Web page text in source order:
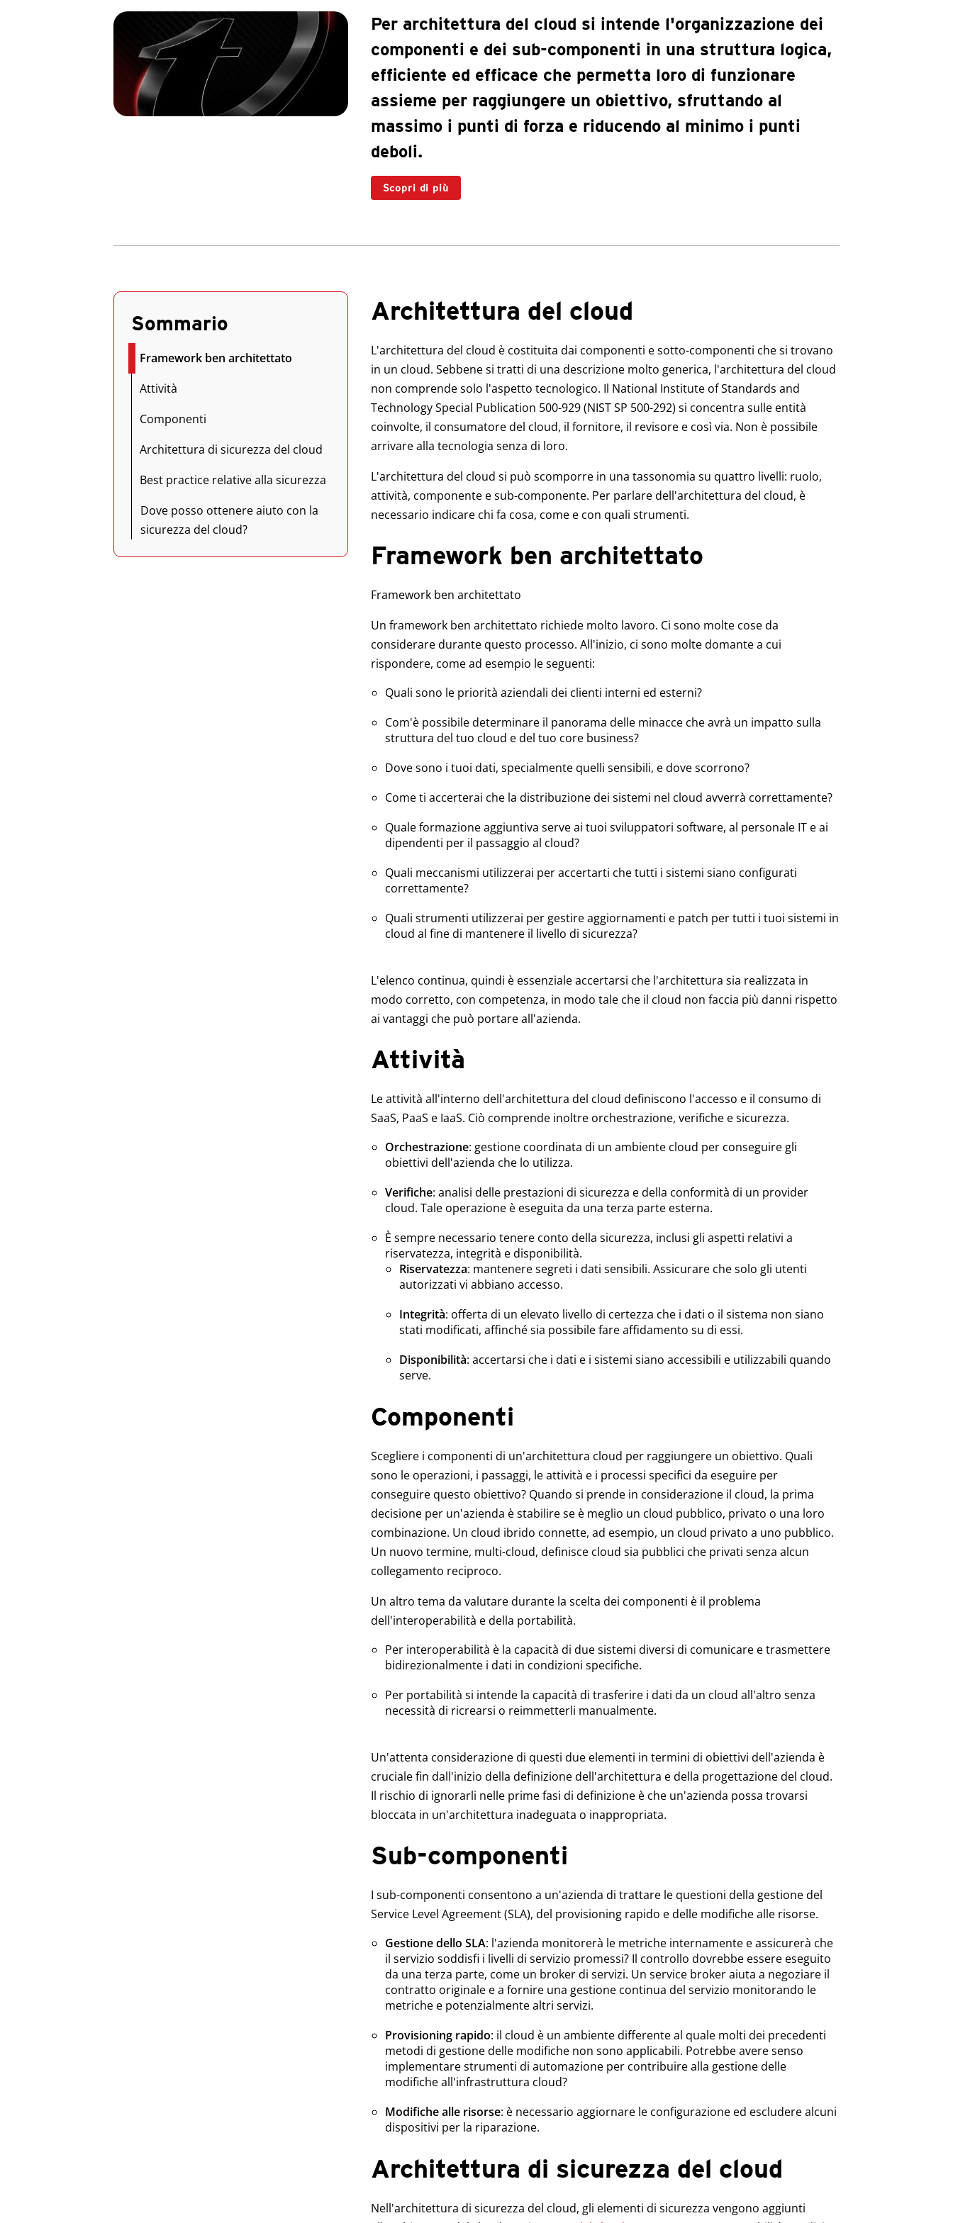
Per architettura del cloud si intende l'organizzazione dei
componenti e dei sub-componenti in una struttura logica,
efficiente ed efficace che permetta loro di funzionare
assieme per raggiungere un obiettivo, sfruttando al
massimo i punti di forza e riducendo al minimo i punti
deboli.
Scopri di più
Sommario
Framework ben architettato
Attività
Componenti
Architettura di sicurezza del cloud
Best practice relative alla sicurezza
Dove posso ottenere aiuto con la
sicurezza del cloud?
Architettura del cloud
L'architettura del cloud è costituita dai componenti e sotto-componenti che si trovano
in un cloud. Sebbene si tratti di una descrizione molto generica, l'architettura del cloud
non comprende solo l'aspetto tecnologico. Il National Institute of Standards and
Technology Special Publication 500-929 (NIST SP 500-292) si concentra sulle entità
coinvolte, il consumatore del cloud, il fornitore, il revisore e così via. Non è possibile
arrivare alla tecnologia senza di loro.
L'architettura del cloud si può scomporre in una tassonomia su quattro livelli: ruolo,
attività, componente e sub-componente. Per parlare dell'architettura del cloud, è
necessario indicare chi fa cosa, come e con quali strumenti.
Framework ben architettato
Framework ben architettato
Un framework ben architettato richiede molto lavoro. Ci sono molte cose da
considerare durante questo processo. All'inizio, ci sono molte domante a cui
rispondere, come ad esempio le seguenti:
Quali sono le priorità aziendali dei clienti interni ed esterni?
Com'è possibile determinare il panorama delle minacce che avrà un impatto sulla
struttura del tuo cloud e del tuo core business?
Dove sono i tuoi dati, specialmente quelli sensibili, e dove scorrono?
Come ti accerterai che la distribuzione dei sistemi nel cloud avverrà correttamente?
Quale formazione aggiuntiva serve ai tuoi sviluppatori software, al personale IT e ai
dipendenti per il passaggio al cloud?
Quali meccanismi utilizzerai per accertarti che tutti i sistemi siano configurati
correttamente?
Quali strumenti utilizzerai per gestire aggiornamenti e patch per tutti i tuoi sistemi in
cloud al fine di mantenere il livello di sicurezza?
L'elenco continua, quindi è essenziale accertarsi che l'architettura sia realizzata in
modo corretto, con competenza, in modo tale che il cloud non faccia più danni rispetto
ai vantaggi che può portare all'azienda.
Attività
Le attività all'interno dell'architettura del cloud definiscono l'accesso e il consumo di
SaaS, PaaS e IaaS. Ciò comprende inoltre orchestrazione, verifiche e sicurezza.
Orchestrazione: gestione coordinata di un ambiente cloud per conseguire gli
obiettivi dell'azienda che lo utilizza.
Verifiche: analisi delle prestazioni di sicurezza e della conformità di un provider
cloud. Tale operazione è eseguita da una terza parte esterna.
È sempre necessario tenere conto della sicurezza, inclusi gli aspetti relativi a
riservatezza, integrità e disponibilità.
Riservatezza: mantenere segreti i dati sensibili. Assicurare che solo gli utenti
autorizzati vi abbiano accesso.
Integrità: offerta di un elevato livello di certezza che i dati o il sistema non siano
stati modificati, affinché sia possibile fare affidamento su di essi.
Disponibilità: accertarsi che i dati e i sistemi siano accessibili e utilizzabili quando
serve.
Componenti
Scegliere i componenti di un'architettura cloud per raggiungere un obiettivo. Quali
sono le operazioni, i passaggi, le attività e i processi specifici da eseguire per
conseguire questo obiettivo? Quando si prende in considerazione il cloud, la prima
decisione per un'azienda è stabilire se è meglio un cloud pubblico, privato o una loro
combinazione. Un cloud ibrido connette, ad esempio, un cloud privato a uno pubblico.
Un nuovo termine, multi-cloud, definisce cloud sia pubblici che privati senza alcun
collegamento reciproco.
Un altro tema da valutare durante la scelta dei componenti è il problema
dell'interoperabilità e della portabilità.
Per interoperabilità è la capacità di due sistemi diversi di comunicare e trasmettere
bidirezionalmente i dati in condizioni specifiche.
Per portabilità si intende la capacità di trasferire i dati da un cloud all'altro senza
necessità di ricrearsi o reimmetterli manualmente.
Un'attenta considerazione di questi due elementi in termini di obiettivi dell'azienda è
cruciale fin dall'inizio della definizione dell'architettura e della progettazione del cloud.
Il rischio di ignorarli nelle prime fasi di definizione è che un'azienda possa trovarsi
bloccata in un'architettura inadeguata o inappropriata.
Sub-componenti
I sub-componenti consentono a un'azienda di trattare le questioni della gestione del
Service Level Agreement (SLA), del provisioning rapido e delle modifiche alle risorse.
Gestione dello SLA: l'azienda monitorerà le metriche internamente e assicurerà che
il servizio soddisfi i livelli di servizio promessi? Il controllo dovrebbe essere eseguito
da una terza parte, come un broker di servizi. Un service broker aiuta a negoziare il
contratto originale e a fornire una gestione continua del servizio monitorando le
metriche e potenzialmente altri servizi.
Provisioning rapido: il cloud è un ambiente differente al quale molti dei precedenti
metodi di gestione delle modifiche non sono applicabili. Potrebbe avere senso
implementare strumenti di automazione per contribuire alla gestione delle
modifiche all'infrastruttura cloud?
Modifiche alle risorse: è necessario aggiornare le configurazione ed escludere alcuni
dispositivi per la riparazione.
Architettura di sicurezza del cloud
Nell'architettura di sicurezza del cloud, gli elementi di sicurezza vengono aggiunti